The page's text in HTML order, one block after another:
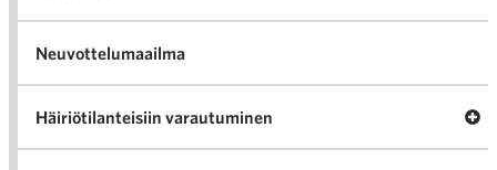
Neuvottelumaailma
Häiriötilanteisiin varautuminen